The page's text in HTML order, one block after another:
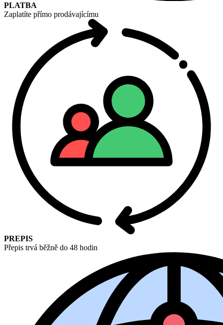
PLATBA
Zaplatíte přímo prodávajícímu
PREPIS
Přepis trvá běžně do 48 hodin